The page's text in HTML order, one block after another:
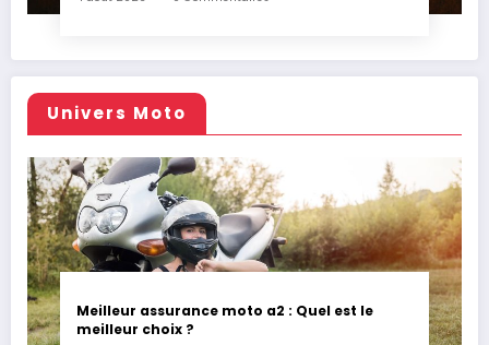
Univers Moto
Meilleur assurance moto a2 : Quel est le
meilleur choix ?